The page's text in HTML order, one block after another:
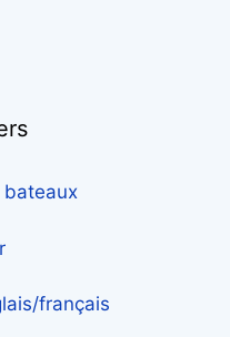
bateaux
français